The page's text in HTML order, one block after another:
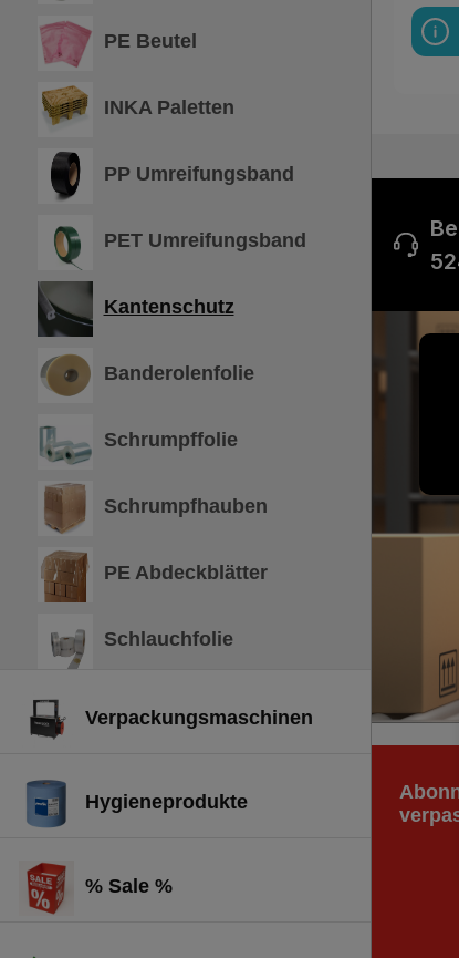
PE Beutel
INKA Paletten
PP Umreifungsband
PET Umreifungsband
Kantenschutz
Banderolenfolie
Schrumpffolie
Schrumpfhauben
PE Abdeckblätter
Schlauchfolie
Verpackungsmaschinen
Hygieneprodukte
% Sale %